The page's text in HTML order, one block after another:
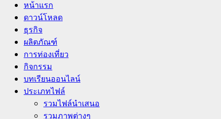
หน้าแรก
ดาวน์โหลด
ธุรกิจ
ผลิตภัณฑ์
การท่องเที่ยว
กิจกรรม
บทเรียนออนไลน์
ประเภทไฟล์
รวมไฟล์นำเสนอ
รวมภาพต่างๆ